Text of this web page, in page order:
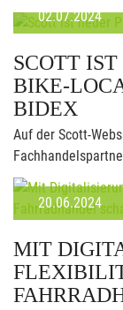
02.07.2024
SCOTT
BIKE-
BIDEX
Auf der Scott-
20.06.2024
MIT